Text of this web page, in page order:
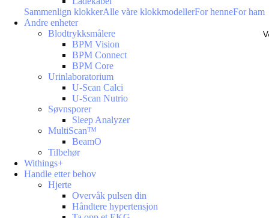
Sammenlign klokkerAlle våre klokkmodellerFor henneFor ham
Andre enheter
Blodtrykksmålere
BPM Vision
BPM Connect
BPM Core
Urinlaboratorium
U-Scan Calci
U-Scan Nutrio
Søvnsporer
Sleep Analyzer
MultiScan™
BeamO
Tilbehør
Withings+
Handle etter behov
Hjerte
Overvåk pulsen din
Håndtere hypertensjon